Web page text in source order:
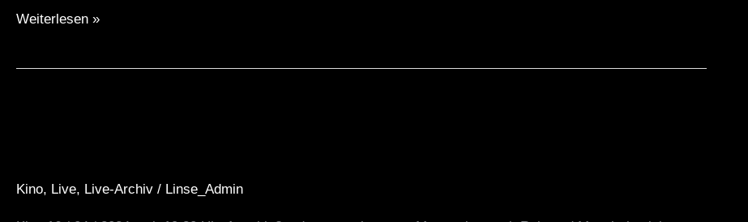
Weiterlesen »
Kino, Live, Live-Archiv / Linse_Admin
Silence